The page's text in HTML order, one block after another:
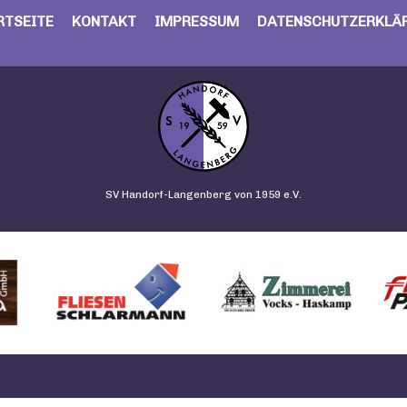
KONTAKT IMPRESSUM
SV Handorf-Langenberg von 1959 e.V.